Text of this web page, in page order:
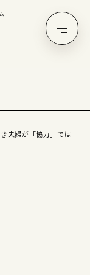
夫婦が「協力」では